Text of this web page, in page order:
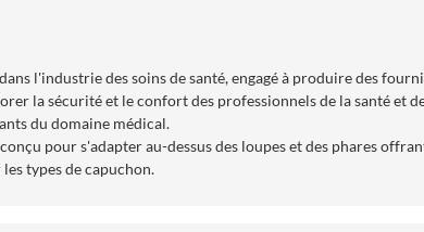
l'industrie des soins de santé, engagé à produire des
la sécurité et le confort des professionnels de la santé et
du domaine médical.
pour s'adapter au-dessus des loupes et des phares
types de capuchon.